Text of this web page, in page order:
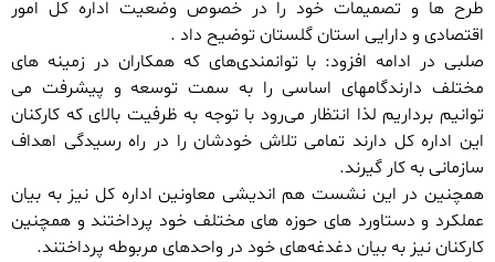
طرح ها و تصمیمات خود را در خصوص وضعیت اداره کل امور
اقتصادی و دارایی استان گلستان توضیح داد .
صلبی در ادامه افزود: با توانمندی‌های که همکاران در زمینه های
مختلف دارندگامهای اساسی را به سمت توسعه و پیشرفت می
توانیم برداریم لذا انتظار می‌رود با توجه به ظرفیت بالای که کارکنان
این اداره کل دارند تمامی تلاش خودشان را در راه رسیدگی اهداف
سازمانی به کار گیرند.
همچنین در این نشست هم اندیشی معاونین اداره کل نیز به بیان
عملکرد و دستاورد های حوزه های مختلف خود پرداختند و همچنین
کارکنان نیز به بیان دغدغه‌های خود در واحدهای مربوطه پرداختند.